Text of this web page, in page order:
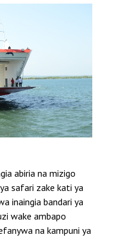
abiria na mizigo
safari zake kati ya
inaingia bandari ya
wake ambapo
na kampuni ya